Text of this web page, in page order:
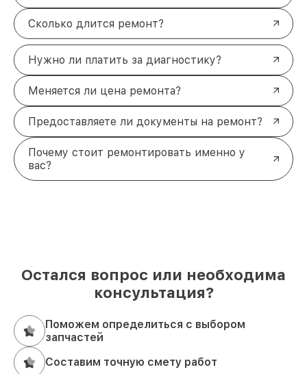
Сколько длится ремонт?
Нужно ли платить за диагностику?
Меняется ли цена ремонта?
Предоставляете ли документы на ремонт?
Почему стоит ремонтировать именно у
вас?
Остался вопрос или необходима
консультация?
Поможем определиться с выбором
запчастей
Составим точную смету работ